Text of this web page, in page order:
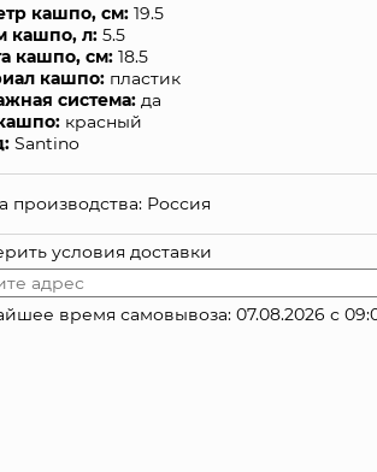
кашпо, см: 19.5
кашпо, л: 5.5
кашпо, см: 18.5
кашпо: пластик
система: да
красный
Santino
производства: Россия
условия доставки
время самовывоза: 07.08.2026 с